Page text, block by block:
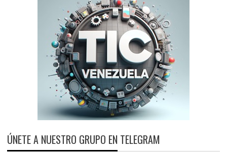
ÚNETE A NUESTRO GRUPO EN TELEGRAM